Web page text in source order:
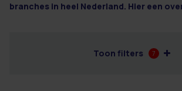
branches in heel Nederland. Hier een
Toon filters 7